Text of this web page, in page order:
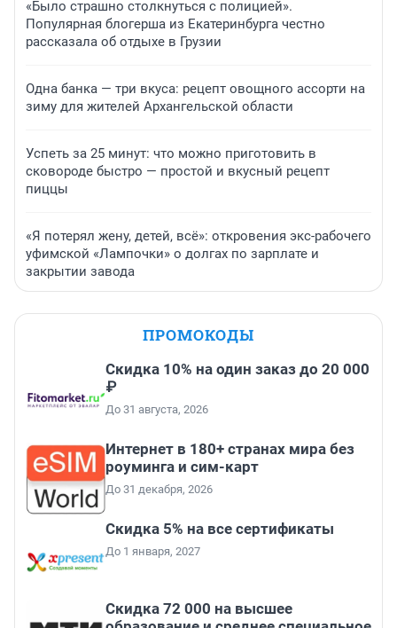
«Было страшно столкнуться с полицией».
Популярная блогерша из Екатеринбурга честно
рассказала об отдыхе в Грузии
Одна банка — три вкуса: рецепт овощного ассорти на
зиму для жителей Архангельской области
Успеть за 25 минут: что можно приготовить в
сковороде быстро — простой и вкусный рецепт
пиццы
«Я потерял жену, детей, всё»: откровения экс-рабочего
уфимской «Лампочки» о долгах по зарплате и
закрытии завода
ПРОМОКОДЫ
Скидка 10% на один заказ до 20 000
₽
До 31 августа, 2026
Интернет в 180+ странах мира без
роуминга и сим-карт
До 31 декабря, 2026
Скидка 5% на все сертификаты
До 1 января, 2027
Скидка 72 000 на высшее